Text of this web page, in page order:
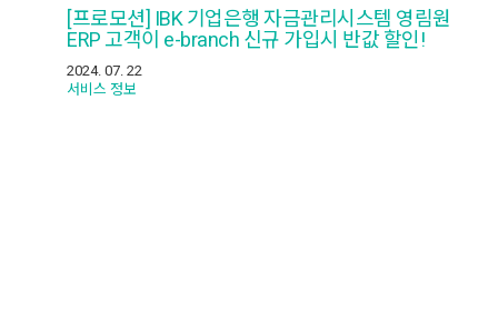
[프로모션] IBK 기업은행 자금관리시스템 영림원
ERP 고객이 e-branch 신규 가입시 반값 할인!
2024. 07. 22
서비스 정보